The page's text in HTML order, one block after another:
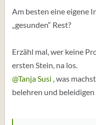
Am besten eine eigene
„gesunden“ Rest?
Erzähl mal, wer keine
ersten Stein, na los.
@Tanja Susi , was
belehren und